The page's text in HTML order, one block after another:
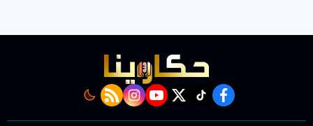
facebook
Tiktok
twitter
youtube
instagram
rss feed